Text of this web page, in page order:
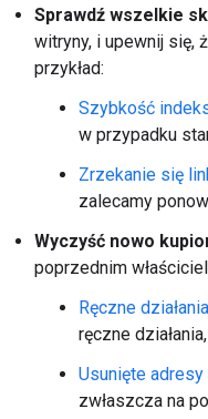
Sprawdź wszelkie
witryny, i upewnij się,
przykład:
Szybkość
w przypadku
Zrzekanie się
zalecamy
Wyczyść nowo
poprzednim
Ręczne działania
ręczne
Usunięte adresy
zwłaszcza na